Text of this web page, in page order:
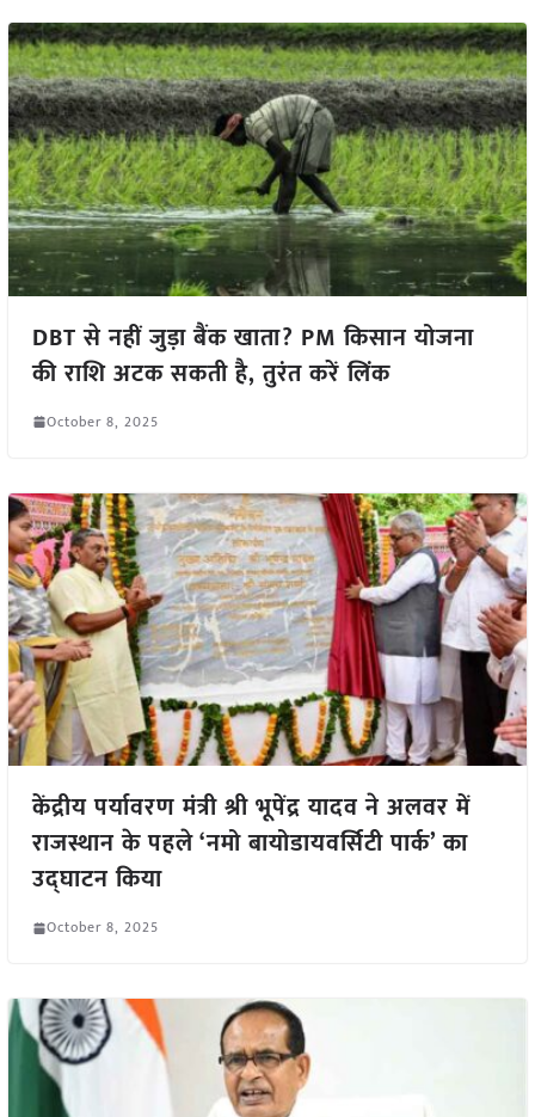
DBT से नहीं जुड़ा बैंक खाता? PM किसान योजना
की राशि अटक सकती है, तुरंत करें लिंक
October 8, 2025
केंद्रीय पर्यावरण मंत्री श्री भूपेंद्र यादव ने अलवर में
राजस्थान के पहले ‘नमो बायोडायवर्सिटी पार्क’ का
उद्घाटन किया
October 8, 2025